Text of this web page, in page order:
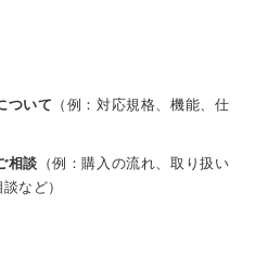
ついて （例：対応規格、機能、仕
相談 （例：購入の流れ、取り扱い
など）